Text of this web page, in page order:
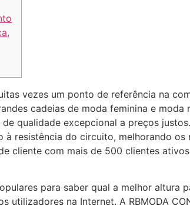
vezes um ponto de referência na
cadeias de moda feminina e
qualidade excepcional a preços
resistência do circuito, melhorando
cliente com mais de 500 clientes
para saber qual a melhor
utilizadores na Internet. A RBMODA